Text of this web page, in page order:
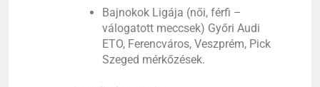
Bajnokok Ligája (női,férfi –
válogatott meccsek) Győri Audi
ETO, Ferencváros, Veszprém, Pick
Szeged mérkőzések.